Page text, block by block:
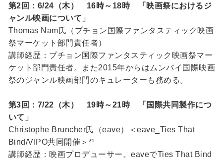
第2回：6/24（木） 16時～18時 「映画祭におけるジ
ャンル映画について」
Thomas Nam氏（プチョン国際ファンタスティック映画
祭マーケット部門責任者）
講師経歴：プチョン国際ファンタスティック映画祭マー
ケット部門責任者。また2015年からはムンバイ国際映画
祭のジャンル映画部門のキュレーターも務める。
第3回：7/22（木） 19時～21時 「国際共同製作につ
いて」
Christophe Bruncher氏（eave）＜eave_Ties That
Bind/VIPO共同開催＞*¹
講師経歴：映画プロデューサー。eaveでTies That Bind